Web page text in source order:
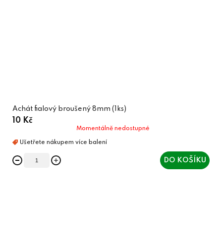
Achát fialový broušený 8mm (1ks)
10 Kč
Momentálně nedostupné
DO KOŠÍKU